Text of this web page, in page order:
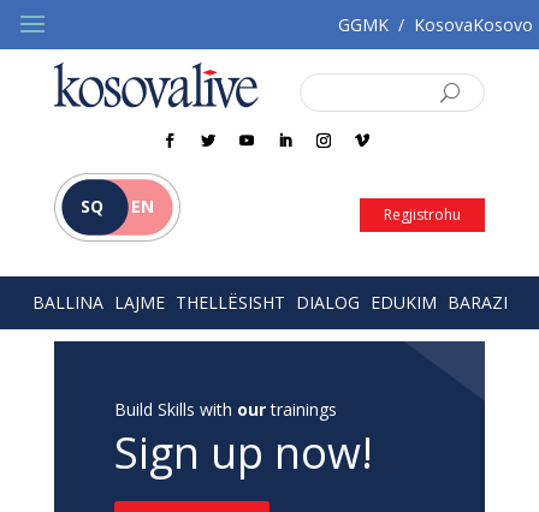
GGMK / KosovaKosovo
SQ EN Regjistrohu
BALLINA LAJME THELLËSISHT DIALOG EDUKIM BARAZI
Build Skills with ourtrainings
Sign up now!